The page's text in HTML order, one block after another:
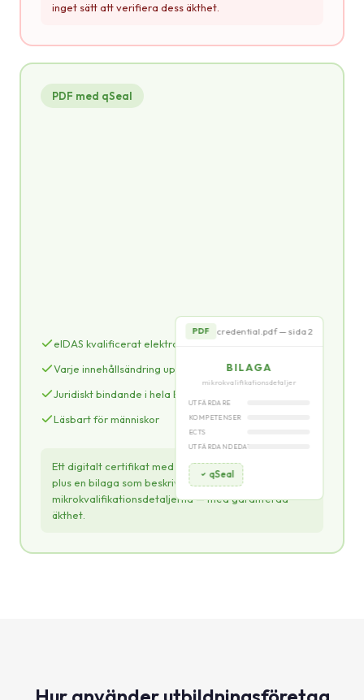
inget sätt att verifiera dess äkthet.
PDF med qSeal
PDF credential.pdf — sida 2
BILAGA
mikrokvalifikationsdetaljer
UTFÄRDARE
KOMPETENSER
ECTS
UTFÄRDANDEDATUM
qSeal
eIDAS kvalificerat elektroniskt sigill
Varje innehållsändring upptäcks
Juridiskt bindande i hela EU
Läsbart för människor
Ett digitalt certifikat med en attraktiv visuell design
plus en bilaga som beskriver
mikrokvalifikationsdetaljerna — med garanterad
äkthet.